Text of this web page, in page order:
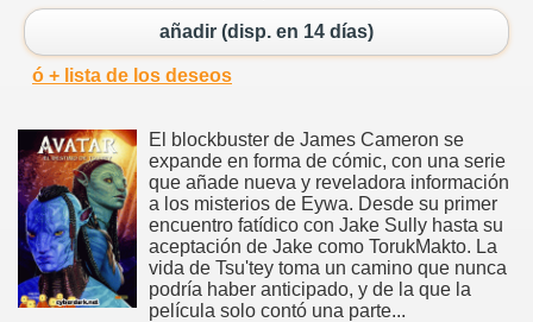
añadir (disp. en 14 días)
ó + lista de los deseos
El blockbuster de James Cameron se
expande en forma de cómic, con una serie
que añade nueva y reveladora información
a los misterios de Eywa. Desde su primer
encuentro fatídico con Jake Sully hasta su
aceptación de Jake como TorukMakto. La
vida de Tsu'tey toma un camino que nunca
podría haber anticipado, y de la que la
película solo contó una parte...